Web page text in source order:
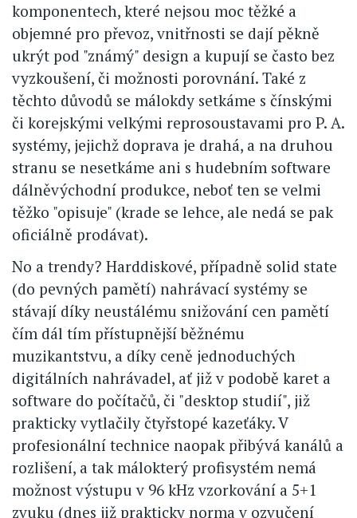
komponentech, které nejsou moc těžké a
objemné pro převoz, vnitřnosti se dají pěkně
ukrýt pod "známý" design a kupují se často bez
vyzkoušení, či možnosti porovnání. Také z
těchto důvodů se málokdy setkáme s čínskými
či korejskými velkými reprosoustavami pro P. A.
systémy, jejichž doprava je drahá, a na druhou
stranu se nesetkáme ani s hudebním software
dálněvýchodní produkce, neboť ten se velmi
těžko "opisuje" (krade se lehce, ale nedá se pak
oficiálně prodávat).
No a trendy? Harddiskové, případně solid state
(do pevných pamětí) nahrávací systémy se
stávají díky neustálému snižování cen pamětí
čím dál tím přístupnější běžnému
muzikantstvu, a díky ceně jednoduchých
digitálních nahrávadel, ať již v podobě karet a
software do počítačů, či "desktop studií", již
prakticky vytlačily čtyřstopé kazeťáky. V
profesionální technice naopak přibývá kanálů a
rozlišení, a tak málokterý profisystém nemá
možnost výstupu v 96 kHz vzorkování a 5+1
zvuku (dnes již prakticky norma v ozvučení